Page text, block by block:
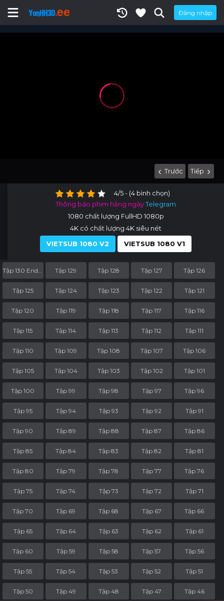
Đăng nhập
Trước Tiếp
4/5 - (4 bình chọn)
Thông báo phim hằng ngàyTelegram
1080 chất lượng FullHD 1080p
4K có chất lượng 4K siêu nét
VIETSUB 1080 V2
VIETSUB 1080 V1
Tập 129 Tập 128 Tập 127 Tập 126
Tập 125 Tập 124 Tập 123 Tập 122 Tập 121
Tập 120 Tập 119 Tập 118 Tập 117 Tập 116
Tập 115 Tập 114 Tập 113 Tập 112 Tập 111
Tập 110 Tập 109 Tập 108 Tập 107 Tập 106
Tập 105 Tập 104 Tập 103 Tập 102 Tập 101
Tập 100 Tập 99 Tập 98 Tập 97 Tập 96
Tập 95 Tập 94 Tập 93 Tập 92 Tập 91
Tập 90 Tập 89 Tập 88 Tập 87 Tập 86
Tập 85 Tập 84 Tập 83 Tập 82 Tập 81
Tập 80 Tập 79 Tập 78 Tập 77 Tập 76
Tập 75 Tập 74 Tập 73 Tập 72 Tập 71
Tập 70 Tập 69 Tập 68 Tập 67 Tập 66
Tập 65 Tập 64 Tập 63 Tập 62 Tập 61
Tập 60 Tập 59 Tập 58 Tập 57 Tập 56
Tập 55 Tập 54 Tập 53 Tập 52 Tập 51
Tập 50 Tập 49 Tập 48 Tập 47 Tập 46